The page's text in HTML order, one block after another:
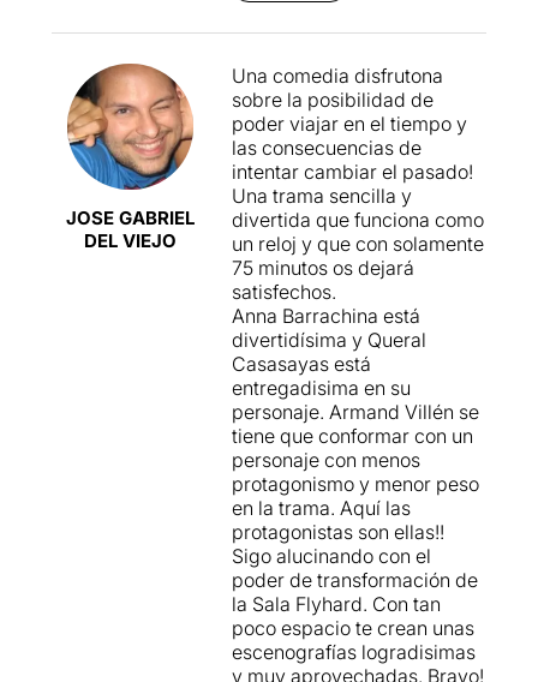
L’escriptora que necessita
essent la gran autora que
tothom creu; l’amiga de
joventut que arriba per
proposar un disbarat;
l’editor que pot arribar a
perdre els nervis en un
moment donat, etc. Tres
personatges que se sumen a
altres d’absents i que
protagonitzen aquesta
comèdia fantàstica, plena de
disbarats i d’un humor poc
subtil però molt agraït.
Només cal recordar el final
per saber que estem davant
d’un despropòsit àgil,
descarat i divertidíssim.
Anna Barrachina torna als
personatges còmics que
tant li agraden, i el més
curiós d’aquesta ocasió és
que l’acompanyen igual de
bé dos actors menys
acostumats a aquestes
JOSE GABRIEL
DEL VIEJO
Una comedia disfrutona
sobre la posibilidad de
poder viajar en el tiempo y
las consecuencias de
intentar cambiar el pasado!
Una trama sencilla y
divertida que funciona como
un reloj y que con solamente
75 minutos os dejará
satisfechos.
Anna Barrachina está
divertidísima y Queral
Casasayas está
entregadisima en su
personaje. Armand Villén se
tiene que conformar con un
personaje con menos
protagonismo y menor peso
en la trama. Aquí las
protagonistas son ellas!!
Sigo alucinando con el
poder de transformación de
la Sala Flyhard. Con tan
poco espacio te crean unas
escenografías logradisimas
y muy aprovechadas. Bravo!